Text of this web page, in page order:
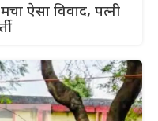
ऐसा विवाद, पत्नी